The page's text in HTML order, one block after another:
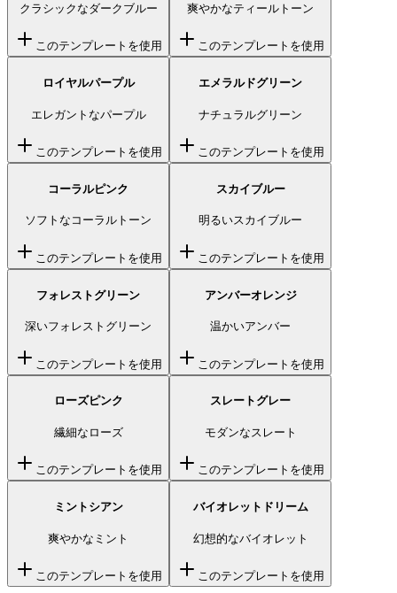
クラシックなダークブルー
このテンプレートを使用
爽やかなティールトーン
このテンプレートを使用
ロイヤルパープル
エレガントなパープル
このテンプレートを使用
エメラルドグリーン
ナチュラルグリーン
このテンプレートを使用
コーラルピンク
ソフトなコーラルトーン
このテンプレートを使用
スカイブルー
明るいスカイブルー
このテンプレートを使用
フォレストグリーン
深いフォレストグリーン
このテンプレートを使用
アンバーオレンジ
温かいアンバー
このテンプレートを使用
ローズピンク
繊細なローズ
このテンプレートを使用
スレートグレー
モダンなスレート
このテンプレートを使用
ミントシアン
爽やかなミント
このテンプレートを使用
バイオレットドリーム
幻想的なバイオレット
このテンプレートを使用